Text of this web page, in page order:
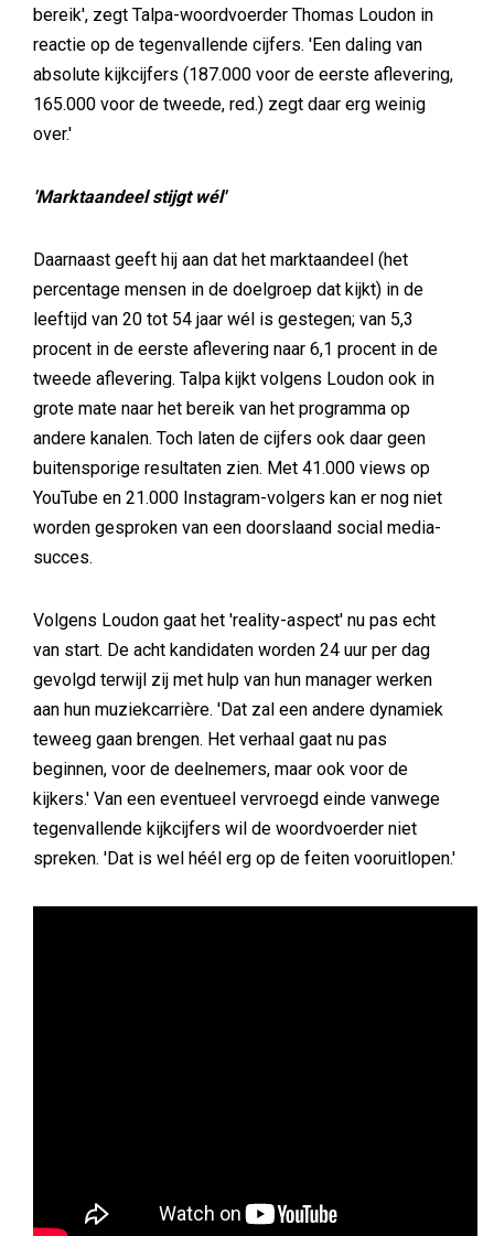
bereik', zegt Talpa-woordvoerder Thomas Loudon in
reactie op de tegenvallende cijfers. 'Een daling van
absolute kijkcijfers (187.000 voor de eerste aflevering,
165.000 voor de tweede, red.) zegt daar erg weinig
over.'
'Marktaandeel stijgt wél'
Daarnaast geeft hij aan dat het marktaandeel (het
percentage mensen in de doelgroep dat kijkt) in de
leeftijd van 20 tot 54 jaar wél is gestegen; van 5,3
procent in de eerste aflevering naar 6,1 procent in de
tweede aflevering. Talpa kijkt volgens Loudon ook in
grote mate naar het bereik van het programma op
andere kanalen. Toch laten de cijfers ook daar geen
buitensporige resultaten zien. Met 41.000 views op
YouTube en 21.000 Instagram-volgers kan er nog niet
worden gesproken van een doorslaand social media-
succes.
Volgens Loudon gaat het 'reality-aspect' nu pas echt
van start. De acht kandidaten worden 24 uur per dag
gevolgd terwijl zij met hulp van hun manager werken
aan hun muziekcarrière. 'Dat zal een andere dynamiek
teweeg gaan brengen. Het verhaal gaat nu pas
beginnen, voor de deelnemers, maar ook voor de
kijkers.' Van een eventueel vervroegd einde vanwege
tegenvallende kijkcijfers wil de woordvoerder niet
spreken. 'Dat is wel héél erg op de feiten vooruitlopen.'